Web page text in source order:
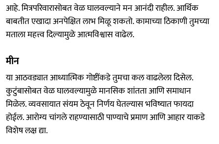
आहे. मित्रपरिवारासोबत वेळ घालवल्याने मन आनंदी राहील. आर्थिक
बाबतीत एखादा अनपेक्षित लाभ मिळू शकतो. कामाच्या ठिकाणी तुमच्या
मताला महत्त्व दिल्यामुळे आत्मविश्वास वाढेल.
मीन
या आठवड्यात आध्यात्मिक गोष्टींकडे तुमचा कल वाढलेला दिसेल.
कुटुंबासोबत वेळ घालवल्यामुळे मानसिक शांतता आणि समाधान
मिळेल. व्यवसायात संयम ठेवून निर्णय घेतल्यास भविष्यात फायदा
होईल. आरोग्य चांगले राहण्यासाठी पाण्याचे प्रमाण आणि आहार याकडे
विशेष लक्ष द्या.